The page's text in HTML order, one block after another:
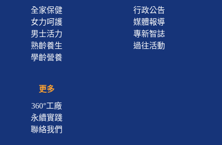
全家保健
女力呵護
男士活力
熟齡養生
學齡營養
行政公告
媒體報導
專新智誌
過往活動
更多
360°工廠
永續實踐
聯絡我們